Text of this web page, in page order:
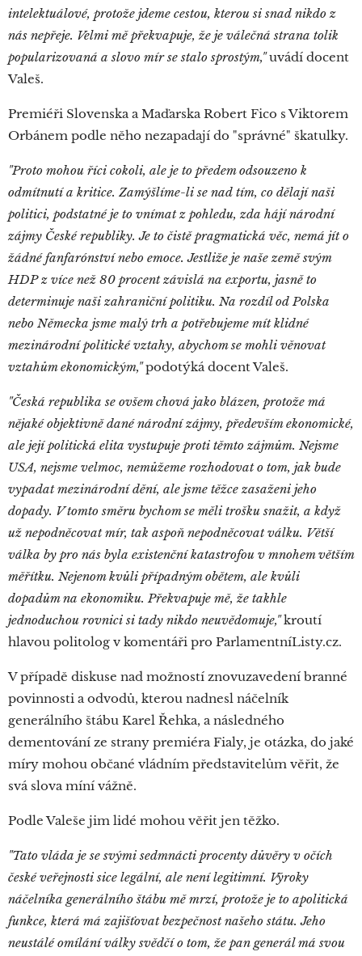
intelektuálové, protože jdeme cestou, kterou si snad nikdo z
nás nepřeje. Velmi mě překvapuje, že je válečná strana tolik
popularizovaná a slovo mír se stalo sprostým,"uvádí docent
Valeš.
Premiéři Slovenska a Maďarska Robert Fico s Viktorem
Orbánem podle něho nezapadají do "správné" škatulky.
"Proto mohou říci cokoli, ale je to předem odsouzeno k
odmítnutí a kritice. Zamýšlíme-li se nad tím, co dělají naši
politici, podstatné je to vnímat z pohledu, zda hájí národní
zájmy České republiky. Je to čistě pragmatická věc, nemá jít o
žádné fanfarónství nebo emoce. Jestliže je naše země svým
HDP z více než 80 procent závislá na exportu, jasně to
determinuje naši zahraniční politiku. Na rozdíl od Polska
nebo Německa jsme malý trh a potřebujeme mít klidné
mezinárodní politické vztahy, abychom se mohli věnovat
vztahům ekonomickým,"podotýká docent Valeš.
"Česká republika se ovšem chová jako blázen, protože má
nějaké objektivně dané národní zájmy, především ekonomické,
ale její politická elita vystupuje proti těmto zájmům. Nejsme
USA, nejsme velmoc, nemůžeme rozhodovat o tom, jak bude
vypadat mezinárodní dění, ale jsme těžce zasaženi jeho
dopady. V tomto směru bychom se měli trošku snažit, a když
už nepodněcovat mír, tak aspoň nepodněcovat válku. Větší
válka by pro nás byla existenční katastrofou v mnohem větším
měřítku. Nejenom kvůli případným obětem, ale kvůli
dopadům na ekonomiku. Překvapuje mě, že takhle
jednoduchou rovnici si tady nikdo neuvědomuje,"kroutí
hlavou politolog v komentáři pro ParlamentníListy.cz.
V případě diskuse nad možností znovuzavedení branné
povinnosti a odvodů, kterou nadnesl náčelník
generálního štábu Karel Řehka, a následného
dementování ze strany premiéra Fialy, je otázka, do jaké
míry mohou občané vládním představitelům věřit, že
svá slova míní vážně.
Podle Valeše jim lidé mohou věřit jen těžko.
"Tato vláda je se svými sedmnácti procenty důvěry v očích
české veřejnosti sice legální, ale není legitimní. Výroky
náčelníka generálního štábu mě mrzí, protože je to apolitická
funkce, která má zajišťovat bezpečnost našeho státu. Jeho
neustálé omílání války svědčí o tom, že pan generál má svou